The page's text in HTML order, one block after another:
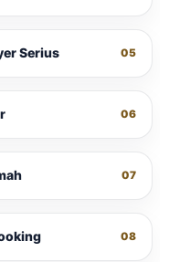
Serius 05
06
07
08